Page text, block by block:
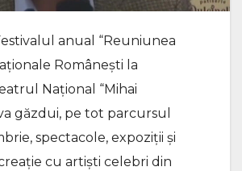
anual “Reuniunea
Românești la
Național “Mihai
găzdui, pe tot parcursul
spectacole, expoziții și
cu artiști celebri din